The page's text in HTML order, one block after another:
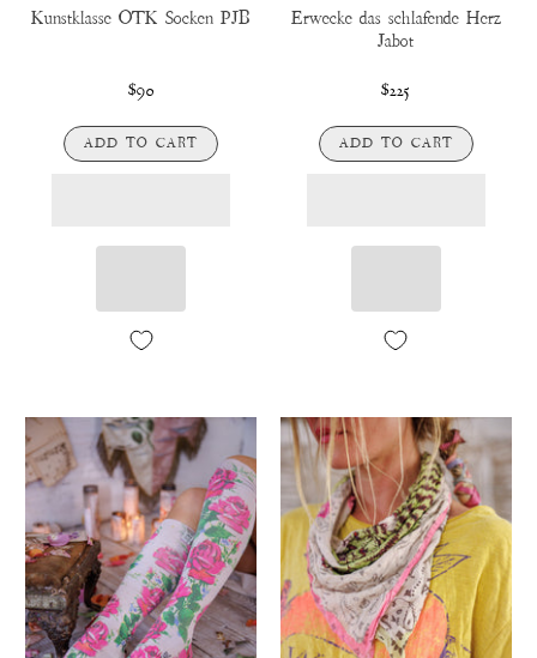
Kunstklasse OTK Socken PJB
$90
ADD TO CART
Erwecke das schlafende Herz
Jabot
$225
ADD TO CART